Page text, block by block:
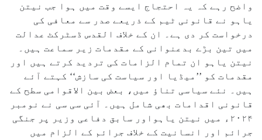
واضح رہے کہ یہ احتجاج ایسے وقت میں ہوا جب نیتن
یاہو نے قانونی ٹیم کے ذریعے صدر سے معافی کی
درخواست کر دی ہے۔ ان کے خلاف القدس ڈسٹرکٹ عدالت
میں تین بڑے بدعنوانی کے مقدمات زیر سماعت ہیں۔
نیتن یاہو ان تمام الزامات کی تردید کرتے ہیں اور
مقدمات کو ’’میڈیا اور سیاست کی سازش‘‘ کہتے آئے
ہیں۔ نئے سیاسی تناؤ میں، بعض بین الاقوامی سطح کے
قانونی اقدامات بھی شامل ہیں۔ آئی سی سی نے نومبر
۲۰۲۴ء میں نیتن یاہواور سابق دفاعی وزیر پر جنگی
جرائم اور انسانیت کے خلاف جرائم کے الزام میں